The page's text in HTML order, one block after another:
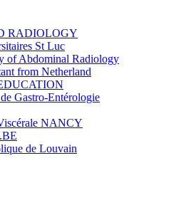
RADIOLOGY
St Luc
of Abdominal Radiology
from Netherland
Gastro-Entérologie
NANCY
de Louvain